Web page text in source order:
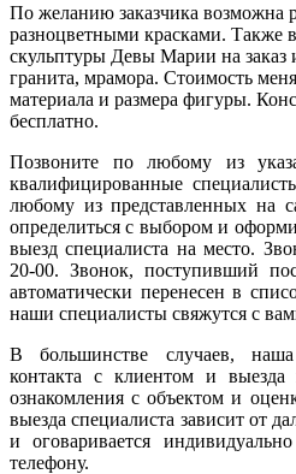
По желанию заказчика возможна
разноцветными красками. Также
скульптуры Девы Марии на заказ
гранита, мрамора. Стоимость
материала и размера фигуры.
бесплатно.
Позвоните по любому из
квалифицированные
любому из представленных на
определиться с выбором и
выезд специалиста на место.
20-00. Звонок, поступивший
автоматически перенесен в
наши специалисты свяжутся с
В большинстве случаев,
контакта с клиентом и выезда
ознакомления с объектом и
выезда специалиста зависит от
и оговаривается
телефону.